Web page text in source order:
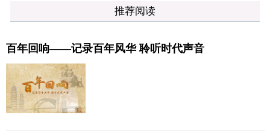
推荐阅读
百年回响——记录百年风华 聆听时代声音